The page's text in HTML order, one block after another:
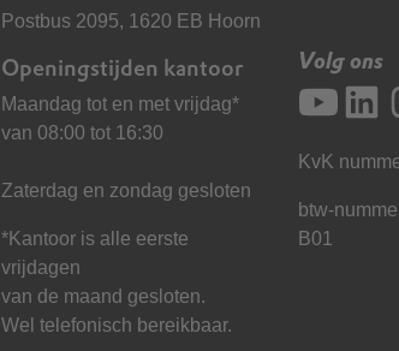
Postbus 2095, 1620 EB Hoorn
Openingstijden kantoor
Maandag tot en met vrijdag*
van 08:00 tot 16:30
Zaterdag en zondag gesloten
*Kantoor is alle eerste
vrijdagen
van de maand gesloten.
Wel telefonisch bereikbaar.
Volg ons
KvK
btw-
B01